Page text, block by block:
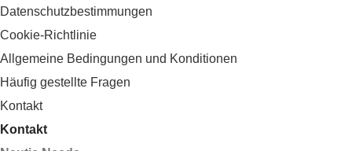
Datenschutzbestimmungen
Cookie-Richtlinie
Allgemeine Bedingungen und Konditionen
Häufig gestellte Fragen
Kontakt
Kontakt